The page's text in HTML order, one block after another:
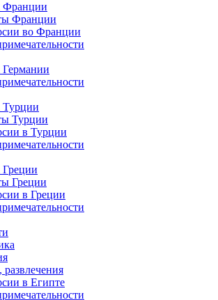
Франции
Франции
во Франции
Германии
Турции
Турции
в Турции
Греции
Греции
в Греции
в Египте